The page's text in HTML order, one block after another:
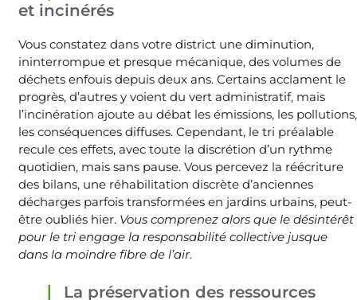
et incinérés
Vous constatez dans votre district une diminution,
ininterrompue et presque mécanique, des volumes de
déchets enfouis depuis deux ans. Certains acclament le
progrès, d’autres y voient du vert administratif, mais
l’incinération ajoute au débat les émissions, les pollutions,
les conséquences diffuses. Cependant, le tri préalable
recule ces effets, avec toute la discrétion d’un rythme
quotidien, mais sans pause. Vous percevez la réécriture
des bilans, une réhabilitation discrète d’anciennes
décharges parfois transformées en jardins urbains, peut-
être oubliés hier. Vous comprenez alors que le désintérêt
pour le tri engage la responsabilité collective jusque
dans la moindre fibre de l’air.
La préservation des ressources